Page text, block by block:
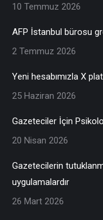
10 Temmuz 2026
AFP İstanbul bürosu
2 Temmuz 2026
Yeni hesabımızla X
25 Haziran 2026
Gazeteciler İçin
20 Nisan 2026
Gazetecilerin
uygulamalardır
26 Mart 2026